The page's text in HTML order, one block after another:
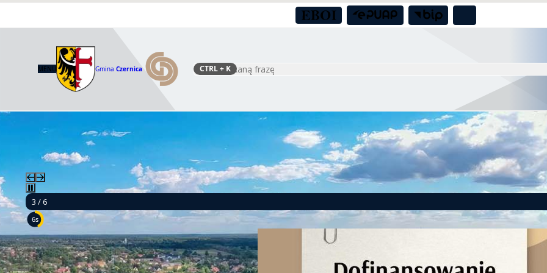
MENU Gmina Czernica Szukaj
CTRL+ K
3 / 6
4s
Mamy to! Gmina Czernica z dofinansowaniem na działania dla seniorów!